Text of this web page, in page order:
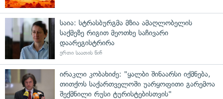
საია: სტრასბურგმა მზია ამაღლობელის
საქმეზე რიგით მეოთხე საჩივარი
დაარეგისტრირა
ერთი საათის წინ
ირაკლი კობახიძე: "ყალბი შინაარსი იქმნება,
თითქოს საქართველოში უარყოფითი გარემოა
შექმნილი რუსი ტურისტებისთვის"